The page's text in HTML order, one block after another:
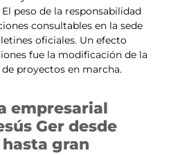
peso de la responsabilidad
consultables en la sede
oficiales. Un efecto
fue la modificación de la
proyectos en marcha.
empresarial
Ger desde
gran